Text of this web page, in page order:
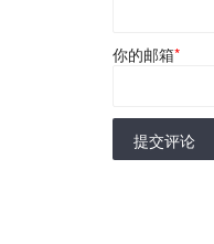
你的邮箱*
提交评论